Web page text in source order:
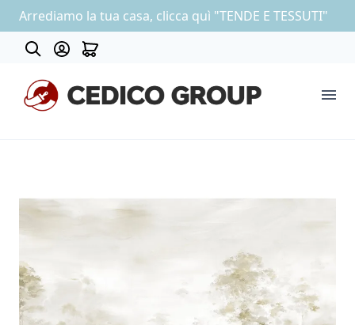
Arrediamo la tua casa, clicca quì "TENDE E TESSUTI"
OUTLET